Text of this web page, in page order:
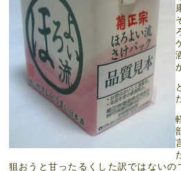
狙おうと甘ったるくした訳ではないの